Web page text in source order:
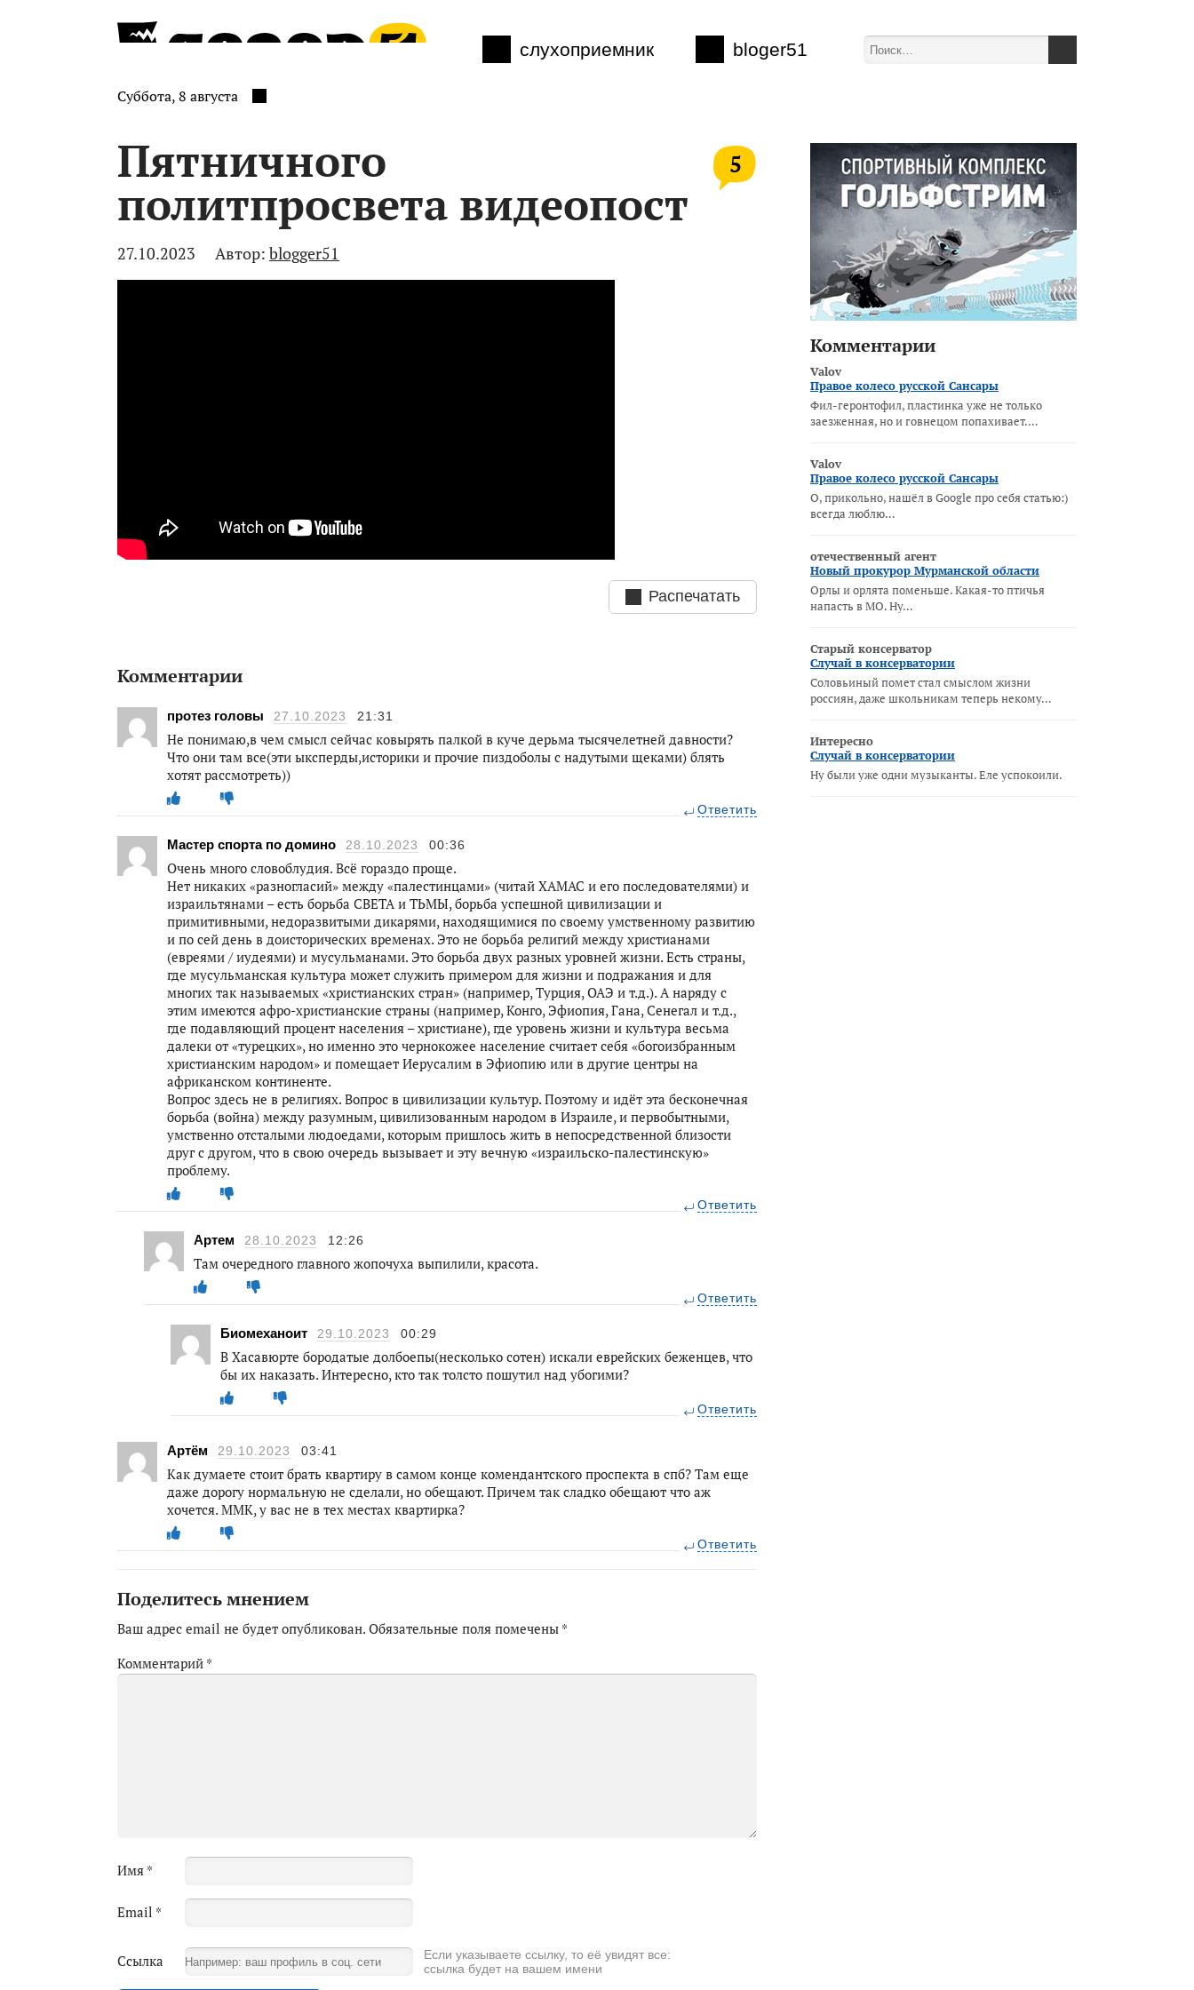
слухоприемник bloger51
Суббота, 8 августа
Пятничного
политпросвета видеопост
5
27.10.2023 Автор: blogger51
Распечатать
Комментарии
протез головы 27.10.2023 21:31
Не понимаю,в чем смысл сейчас ковырять палкой в куче дерьма тысячелетней давности?
Что они там все(эти ыксперды,историки и прочие пиздоболы с надутыми щеками) блять
хотят рассмотреть))
Ответить
Мастер спорта по домино 28.10.2023 00:36
Очень много словоблудия. Всё гораздо проще.
Нет никаких «разногласий» между «палестинцами» (читай ХАМАС и его последователями) и
израильтянами – есть борьба СВЕТА и ТЬМЫ, борьба успешной цивилизации и
примитивными, недоразвитыми дикарями, находящимися по своему умственному развитию
и по сей день в доисторических временах. Это не борьба религий между христианами
(евреями / иудеями) и мусульманами. Это борьба двух разных уровней жизни. Есть страны,
где мусульманская культура может служить примером для жизни и подражания и для
многих так называемых «христианских стран» (например, Турция, ОАЭ и т.д.). А наряду с
этим имеются афро-христианские страны (например, Конго, Эфиопия, Гана, Сенегал и т.д.,
где подавляющий процент населения – христиане), где уровень жизни и культура весьма
далеки от «турецких», но именно это чернокожее население считает себя «богоизбранным
христианским народом» и помещает Иерусалим в Эфиопию или в другие центры на
африканском континенте.
Вопрос здесь не в религиях. Вопрос в цивилизации культур. Поэтому и идёт эта бесконечная
борьба (война) между разумным, цивилизованным народом в Израиле, и первобытными,
умственно отсталыми людоедами, которым пришлось жить в непосредственной близости
друг с другом, что в свою очередь вызывает и эту вечную «израильско-палестинскую»
проблему.
Ответить
Артем 28.10.2023 12:26
Там очередного главного жопочуха выпилили, красота.
Ответить
Биомеханоит 29.10.2023 00:29
В Хасавюрте бородатые долбоепы(несколько сотен) искали еврейских беженцев, что
бы их наказать. Интересно, кто так толсто пошутил над убогими?
Ответить
Артём 29.10.2023 03:41
Как думаете стоит брать квартиру в самом конце комендантского проспекта в спб? Там еще
даже дорогу нормальную не сделали, но обещают. Причем так сладко обещают что аж
хочется. ММК, у вас не в тех местах квартирка?
Ответить
Поделитесь мнением
Ваш адрес email не будет опубликован. Обязательные поля помечены *
Комментарий *
Имя *
Email *
Ссылка
Если указываете ссылку, то её увидят все:
ссылка будет на вашем имени
Комментарии
Valov
Правое колесо русской Сансары
Фил-геронтофил, пластинка уже не только
заезженная, но и говнецом попахивает.…
Valov
Правое колесо русской Сансары
О, прикольно, нашёл в Google про себя статью:)
всегда люблю…
отечественный агент
Новый прокурор Мурманской области
Орлы и орлята поменьше. Какая-то птичья
напасть в МО. Ну…
Старый консерватор
Случай в консерватории
Соловьиный помет стал смыслом жизни
россиян, даже школьникам теперь некому…
Интересно
Случай в консерватории
Ну были уже одни музыканты. Еле успокоили.